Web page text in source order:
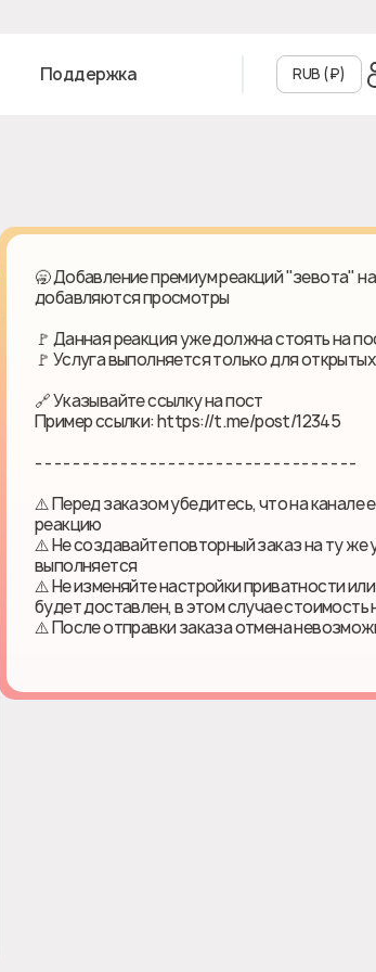
Поддержка RUB (₽‎)
🥱 Добавление премиум реакций "зевота"
добавляются просмотры
🚩 Данная реакция уже должна стоять на
🚩 Услуга выполняется только для
🔗 Указывайте ссылку на пост
Пример ссылки: https://t.me/post/12345
- - - - - - - - - - - - - - - - - - - - - - - - - - - - - - - - - -
⚠️ Перед заказом убедитесь, что на
реакцию
⚠️ Не создавайте повторный заказ на ту же
выполняется
⚠️ Не изменяйте настройки приватности
будет доставлен, в этом случае
⚠️ После отправки заказа отмена